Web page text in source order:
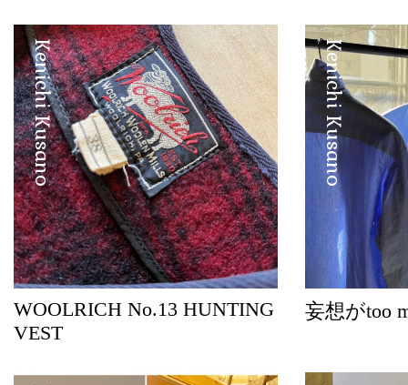
Kenichi Kusano
WOOLRICH No.13 HUNTING
VEST
Kenichi Kusano
妄想がtoo